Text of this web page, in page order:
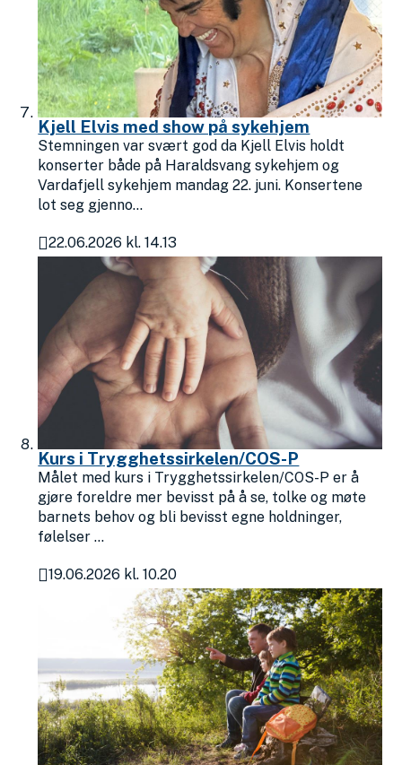
Kjell Elvis med show på sykehjem
Stemningen var svært god da Kjell Elvis holdt
konserter både på Haraldsvang sykehjem og
Vardafjell sykehjem mandag 22. juni. Konsertene
lot seg gjenno...
Publisert
22.06.2026 kl. 14.13
Kurs i Trygghetssirkelen/COS-P
Målet med kurs i Trygghetssirkelen/COS-P er å
gjøre foreldre mer bevisst på å se, tolke og møte
barnets behov og bli bevisst egne holdninger,
følelser ...
Publisert
19.06.2026 kl. 10.20